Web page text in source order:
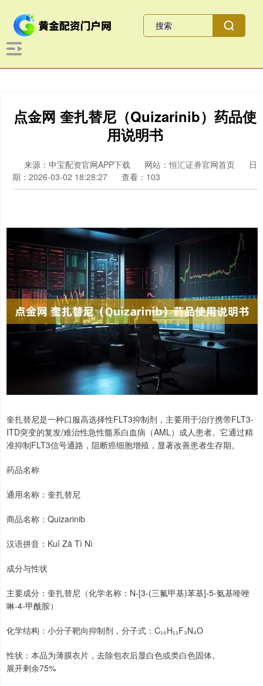
点金网 奎扎替尼（Quizarinib）药品使
用说明书
来源：申宝配资官网APP下载 网站：恒汇证券官网首页
日
期：2026-03-02 18:28:27
查看：103
奎扎替尼是一种口服高选择性FLT3抑制剂，主要用于治疗携带FLT3-
ITD突变的复发/难治性急性髓系白血病（AML）成人患者。它通过精
准抑制FLT3信号通路，阻断癌细胞增殖，显著改善患者生存期。
药品名称
通用名称：奎扎替尼
商品名称：Quizarinib
汉语拼音：Kuǐ Zā Tì Nì
成分与性状
主要成分：奎扎替尼（化学名称：N-[3-(三氟甲基)苯基]-5-氨基喹唑
啉-4-甲酰胺）
化学结构：小分子靶向抑制剂，分子式：C₁₆H₁₁F₃N₄O
性状：本品为薄膜衣片，去除包衣后显白色或类白色固体。
展开剩余75%